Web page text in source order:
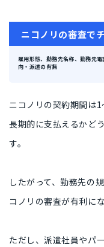
ニコノリの審査で
雇用形態、勤務先名称、勤務先
向・派遣の有無
ニコノリの契約期間は
長期的に支払えるかど
す。
したがって、勤務先の
コノリの審査が有利にな
ただし、派遣社員やパ